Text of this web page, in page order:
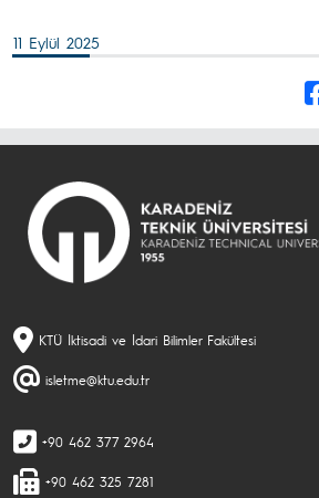
11 Eylül 2025
KTÜ İktisadi ve İdari Bilimler Fakültesi
isletme@ktu.edu.tr
+90 462 377 2964
+90 462 325 7281